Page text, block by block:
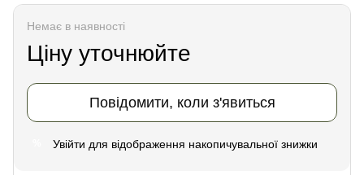
Немає в наявності
Ціну уточнюйте
Повідомити, коли з'явиться
Увійти для відображення накопичувальної знижки